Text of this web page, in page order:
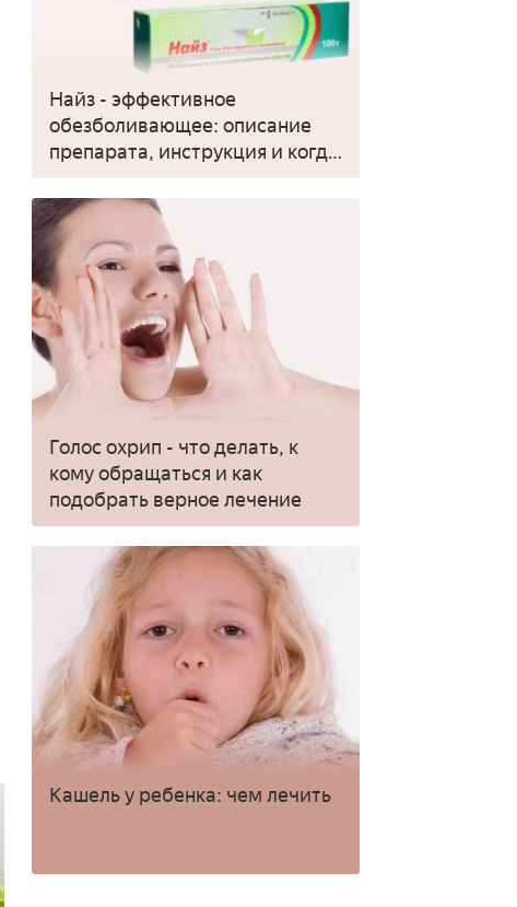
Найз - эффективное
обезболивающее: описание
препарата, инструкция и когда
применять
Голос охрип - что делать, к
кому обращаться и как
подобрать верное лечение
Кашель у ребенка: чем лечить